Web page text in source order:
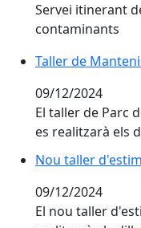
Servei itinerant
contaminants
Taller de
Taller de
09/12/2024
El taller de Parc
es realitzarà els
Nou taller
Nou taller
09/12/2024
El nou taller